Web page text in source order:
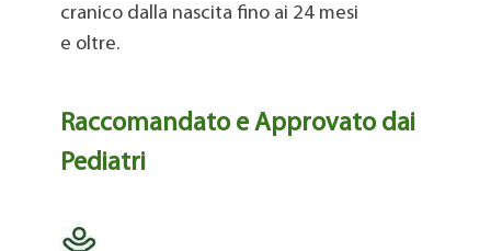
cranico dalla nascita fino ai 24 mesi
e oltre.
Raccomandato e Approvato dai
Pediatri